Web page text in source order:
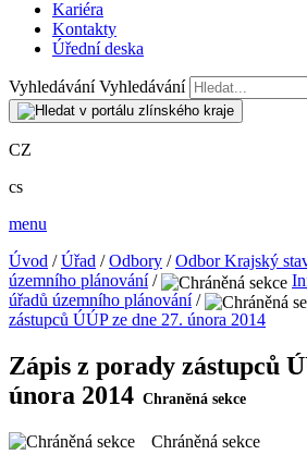
Kariéra
Kontakty
Úřední deska
Vyhledávání Vyhledávání
CZ
cs
menu
Úvod /Úřad /Odbory /Odbor Krajský
územního plánování/
úřadů územního plánování/
zástupců ÚÚP ze dne 27. února 2014
Zápis z porady zástupců
února 2014
Chráněná sekce